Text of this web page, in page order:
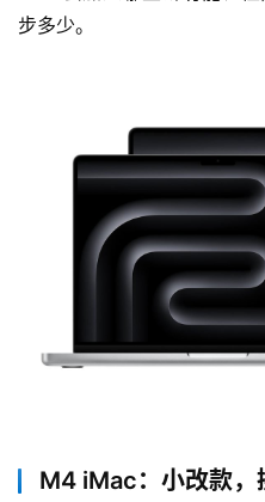
步多少。
M4 iMac：小改款，